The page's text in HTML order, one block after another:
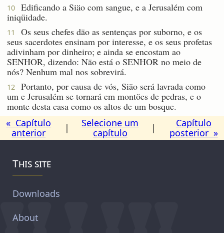
10
Edificando a Siäo com sangue, e a Jerusalém com
iniqüidade.
11
Os seus chefes däo as sentenças por suborno, e os
seus sacerdotes ensinam por interesse, e os seus profetas
adivinham por dinheiro; e ainda se encostam ao
SENHOR, dizendo: Näo está o SENHOR no meio de
nós? Nenhum mal nos sobrevirá.
12
Portanto, por causa de vós, Siäo será lavrada como
um e Jerusalém se tornará em montöes de pedras, e o
monte desta casa como os altos de um bosque.
« Capítulo
anterior
|
Selecione um
capítulo
|
Capítulo
posterior »
This site
Downloads
About